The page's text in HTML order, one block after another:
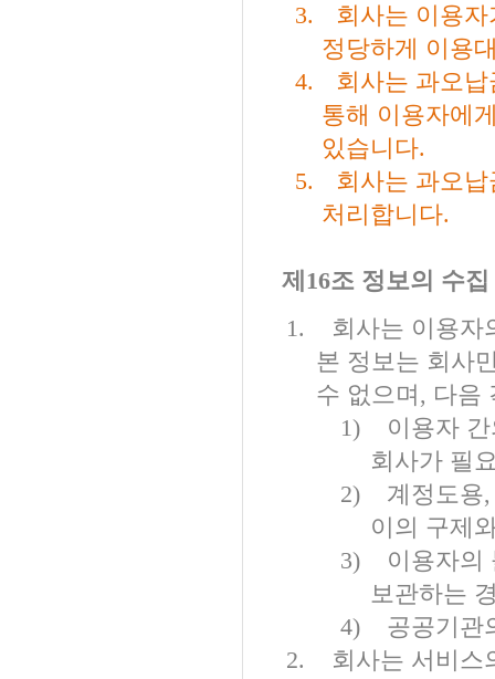
3.
회사는 이용
정당하게 이용
4.
회사는 과오
통해 이용자에
있습니다.
5.
회사는 과오
처리합니다.
제 16조 정보의 수집
1.
회사는 이용자
본 정보는 회사
수 없으며 , 다음
1)
이용자
회사가 필
2)
계정도용
이의 구제
3)
이용자의
보관하는
4)
공공기관
2.
회사는 서비스